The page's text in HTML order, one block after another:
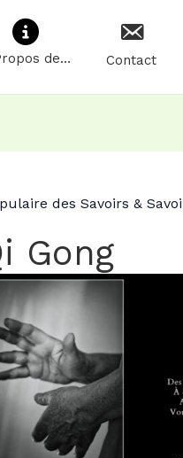
de… Contact
des Savoirs &
Gong